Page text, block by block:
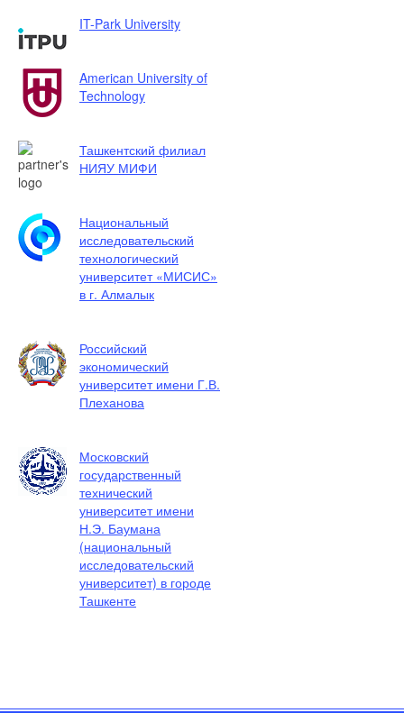
IT-Park University
American University of
Technology
Ташкентский филиал
НИЯУ МИФИ
Национальный
исследовательский
технологический
университет «МИСИС»
в г. Алмалык
Российский
экономический
университет имени Г.В.
Плеханова
Московский
государственный
технический
университет имени
Н.Э. Баумана
(национальный
исследовательский
университет) в городе
Ташкенте